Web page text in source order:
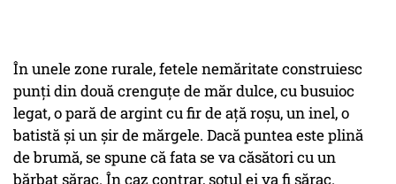
În unele zone rurale, fetele nemăritate construiesc
punți din două crenguțe de măr dulce, cu busuioc
legat, o pară de argint cu fir de ață roșu, un inel, o
batistă și un șir de mărgele. Dacă puntea este plină
de brumă, se spune că fata se va căsători cu un
bărbat sărac. În caz contrar, soțul ei va fi sărac.